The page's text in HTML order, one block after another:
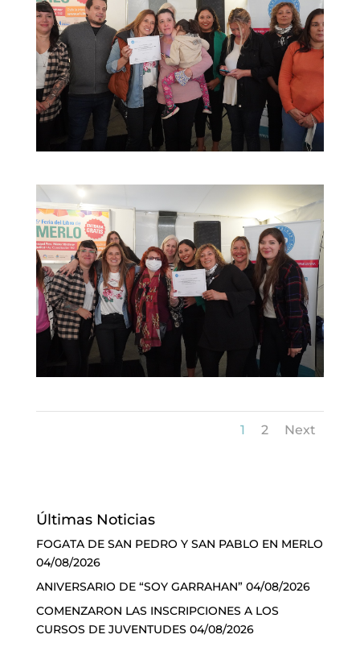
1 2 Next
Últimas Noticias
FOGATA DE SAN PEDRO Y SAN PABLO EN MERLO
04/08/2026
ANIVERSARIO DE “SOY GARRAHAN” 04/08/2026
COMENZARON LAS INSCRIPCIONES A LOS
CURSOS DE JUVENTUDES 04/08/2026